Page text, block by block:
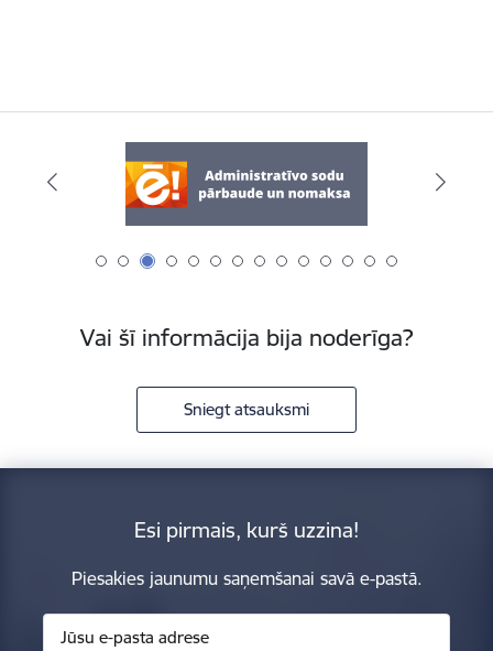
Vai šī informācija bija noderīga?
Sniegt atsauksmi
Esi pirmais, kurš uzzina!
Piesakies jaunumu saņemšanai savā e-pastā.